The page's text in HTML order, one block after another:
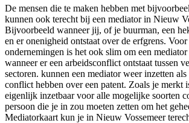
De mensen die te maken hebben met
kunnen ook terecht bij een mediator in Nieuw
Bijvoorbeeld wanneer jij, of je buurman, een
en er onenigheid ontstaat over de erfgrens.
ondernemingen is het ook slim om een
wanneer er een arbeidsconflict ontstaat tussen
sectoren. kunnen een mediator weer inzetten
conflict hebben over een patent. Zoals je merkt
eigenlijk inzetbaar voor alle mogelijke soorten
persoon die je in zou moeten zetten om het
Mediatorkaart kun je in Nieuw Vossemeer